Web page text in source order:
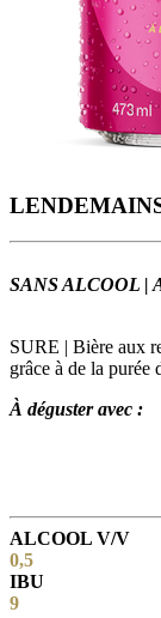
SANS ALCOOL |
SURE | Bière aux
grâce à de la purée
À déguster avec :
ALCOOL V/V
0,5
IBU
9